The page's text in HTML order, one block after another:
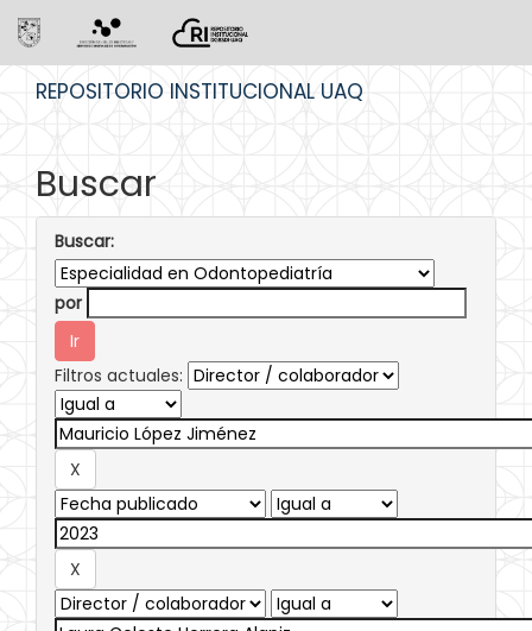
REPOSITORIO INSTITUCIONAL UAQ
Buscar
Buscar:
por
Filtros actuales: